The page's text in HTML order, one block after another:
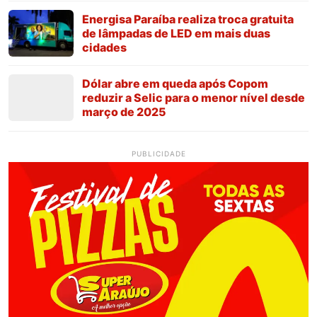
Energisa Paraíba realiza troca gratuita
de lâmpadas de LED em mais duas
cidades
Dólar abre em queda após Copom
reduzir a Selic para o menor nível desde
março de 2025
PUBLICIDADE